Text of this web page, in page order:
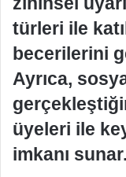
türleri ile
becerilerini
Ayrıca,
üyeleri ile
imkanı sunar.